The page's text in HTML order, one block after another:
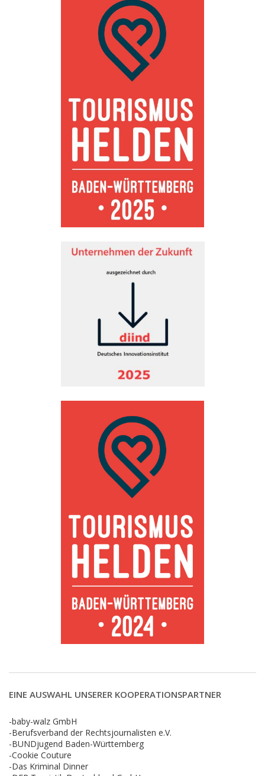
EINE AUSWAHL UNSERER KOOPERATIONSPARTNER
-baby-walz GmbH
-Berufsverband der Rechtsjournalisten e.V.
-BUNDjugend Baden-Württemberg
-Cookie Couture
-Das Kriminal Dinner